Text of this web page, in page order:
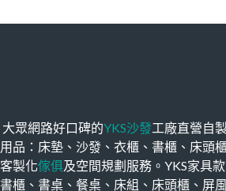
大眾網路好口碑的YKS沙發工廠直營自
用品：床墊、沙發、衣櫃、書櫃、床頭
客製化傢俱及空間規劃服務。YKS家具
書櫃、書桌、餐桌、床組、床頭櫃、屏